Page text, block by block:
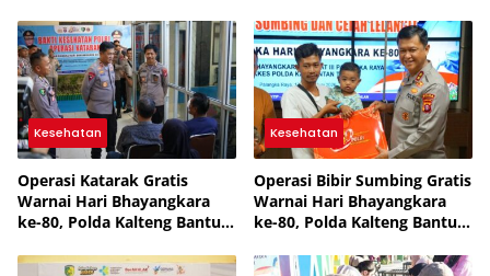
Kesehatan
Operasi Katarak Gratis
Warnai Hari Bhayangkara
ke-80, Polda Kalteng Bantu
Kesehatan
Operasi Bibir Sumbing Gratis
Warnai Hari Bhayangkara
ke-80, Polda Kalteng Bantu
Pasien